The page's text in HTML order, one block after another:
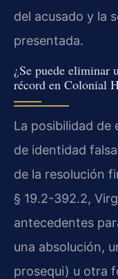
del acusado y la
presentada.
¿Se puede eliminar
récord en Colonial
La posibilidad de
de identidad
de la resolución
§ 19.2-392.2,
antecedentes
una absolución,
prosequi) u otra